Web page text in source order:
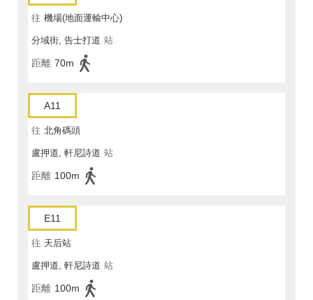
往 機場(地面運輸中心)
分域街, 告士打道 站
距離 70m
A11
往 北角碼頭
盧押道, 軒尼詩道 站
距離 100m
E11
往 天后站
盧押道, 軒尼詩道 站
距離 100m